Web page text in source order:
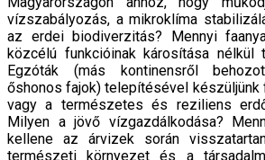
vízszabályozás, a mikroklíma
az erdei biodiverzitás? Mennyi
közcélú funkcióinak károsítása nélkül
Egzóták (más kontinensről
őshonos fajok) telepítésével készüljünk
vagy a természetes és reziliens
Milyen a jövő vízgazdálkodása?
kellene az árvizek során
természeti környezet és a